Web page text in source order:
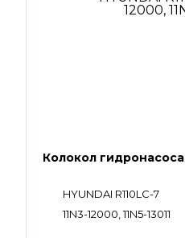
Колокол гидронасоса
HYUNDAI R110LC-7
11N3-12000, 11N5-13011